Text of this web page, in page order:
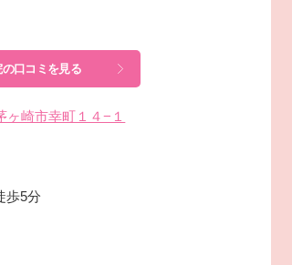
口コミを見る
ヶ崎市幸町１４−１
歩5分